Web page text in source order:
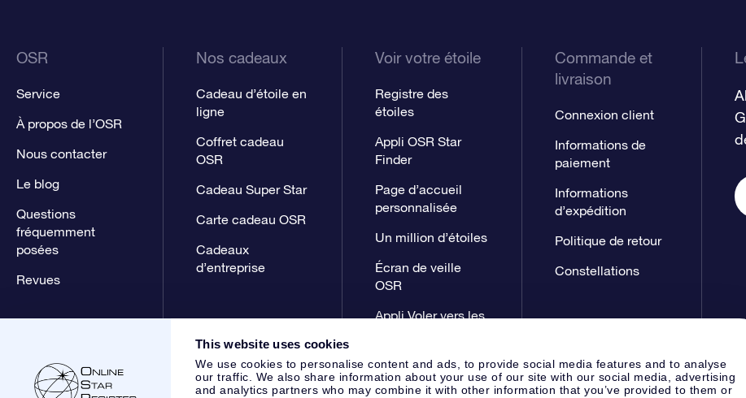
This website uses cookies
We use cookies to personalise content and ads, to provide social media features and to analyse
our traffic. We also share information about your use of our site with our social media, advertising
and analytics partners who may combine it with other information that you’ve provided to them or
OSR
Service
À propos de l’OSR
Nous contacter
Le blog
Questions
fréquemment
posées
Revues
Nos cadeaux
Cadeau d’étoile en
ligne
Coffret cadeau
OSR
Cadeau Super Star
Carte cadeau OSR
Cadeaux
d’entreprise
Voir votre étoile
Registre des
étoiles
Appli OSR Star
Finder
Page d’accueil
personnalisée
Un million d’étoiles
Écran de veille
OSR
Appli Voler vers les
Commande et
livraison
Connexion client
Informations de
paiement
Informations
d’expédition
Politique de retour
Constellations